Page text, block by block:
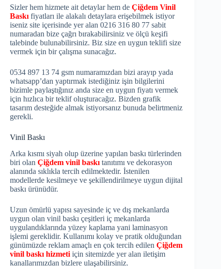
Sizler hem hizmete ait detaylar hem de Çiğdem Vinil
Baskı fiyatları ile alakalı detaylara erişebilmek istiyor
iseniz site içerisinde yer alan 0216 316 80 77 sabit
numaradan bize çağrı bırakabilirsiniz ve ölçü keşifi
talebinde bulunabilirsiniz. Biz size en uygun teklifi size
vermek için bir çalışma sunacağız.
0534 897 13 74 gsm numaramızdan bizi arayıp yada
whatsapp’dan yaptırmak istediğiniz işin bilgilerini
bizimle paylaştığınız anda size en uygun fiyatı vermek
için hızlıca bir teklif oluşturacağız. Bizden grafik
tasarım desteğide almak istiyorsanız bunuda belirtmeniz
gerekli.
Vinil Baskı
Arka kısmı siyah olup üzerine yapılan baskı türlerinden
biri olan Çiğdem vinil baskı tanıtımı ve dekorasyon
alanında sıklıkla tercih edilmektedir. İstenilen
modellerde kesilmeye ve şekillendirilmeye uygun dijital
baskı ürünüdür.
Uzun ömürlü yapısı sayesinde iç ve dış mekanlarda
uygun olan vinil baskı çeşitleri iç mekanlarda
uygulandıklarında yüzey kaplama yani laminasyon
işlemi gereklidir. Kullanımı kolay ve pratik olduğundan
günümüzde reklam amaçlı en çok tercih edilen Çiğdem
vinil baskı hizmeti için sitemizde yer alan iletişim
kanallarımızdan bizlere ulaşabilirsiniz.